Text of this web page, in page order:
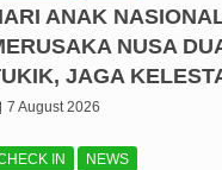
ANAK
NUSA
JAGA
7 August 2026
IN NEWS